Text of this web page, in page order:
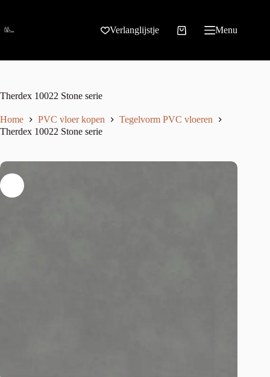
Verlanglijstje Menu
Therdex 10022 Stone serie
Home PVC vloer kopen
Tegelvorm PVC vloeren
Therdex 10022 Stone serie